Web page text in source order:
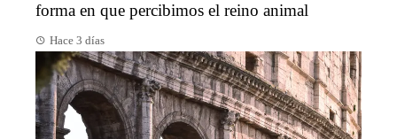
forma en que percibimos el reino animal
Hace 3 días